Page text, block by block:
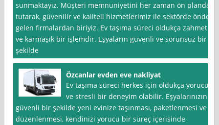
sunmaktayız. Müşteri memnuniyetini her zaman ön planda
tutarak, güvenilir ve kaliteli hizmetlerimiz ile sektörde önde
gelen firmalardan biriyiz. Ev taşıma süreci oldukça zahmetli
ve karmaşık bir işlemdir. Eşyaların güvenli ve sorunsuz bir
şekilde
Özcanlar evden eve nakliyat
Ev taşıma süreci herkes için oldukça yorucu
ve stresli bir deneyim olabilir. Eşyalarınızın
güvenli bir şekilde yeni evinize taşınması, paketlenmesi ve
düzenlenmesi, kendinizi yorucu bir süreç içerisinde